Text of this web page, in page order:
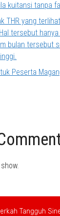
kuitansi tanpa
THR yang
tersebut
bulan tersebut
Peserta
Tangguh